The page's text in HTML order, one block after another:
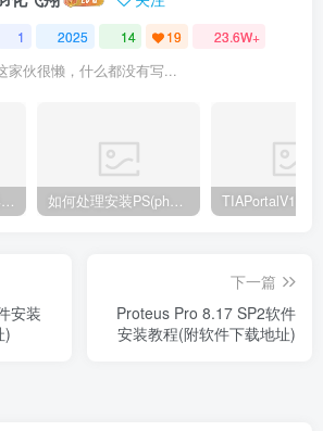
1 2025 14 19 23.6W+
家伙很懒，什么都没有写...
互联网常用软件工具资源汇总贴 如何处理安装PS(photoshop cc2018) 时，提示系统或者IE浏览器需要升级
安装
)
下一篇
Proteus Pro 8.17 SP2软件
安装教程(附软件下载地址)